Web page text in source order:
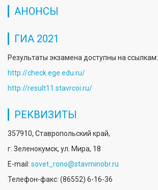
АНОНСЫ
ГИА 2021
Результаты экзамена доступны на ссылкам:
http://check.ege.edu.ru/
http://result11.stavrcoi.ru/
РЕКВИЗИТЫ
357910, Ставропольский край,
г. Зеленокумск, ул. Мира, 18
E-mail: sovet_rono@stavminobr.ru
Телефон-факс: (86552) 6-16-36